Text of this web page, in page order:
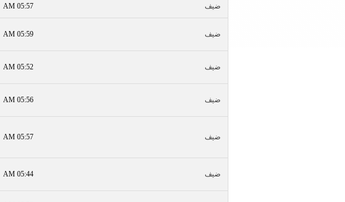
ضيف 05:57 AM
ضيف 05:59 AM
ضيف 05:52 AM
ضيف 05:56 AM
ضيف 05:57 AM
ضيف 05:44 AM